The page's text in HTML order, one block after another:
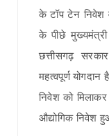
के टॉप टेन निवेश
के पीछे
छत्तीसगढ़
महत्वपूर्ण
निवेश को
औद्योगिक निवेश